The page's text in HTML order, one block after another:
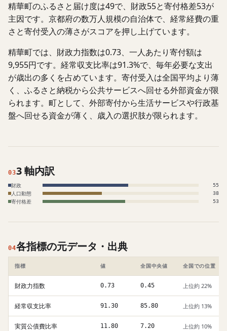
精華町のふるさと届け度は49で、財政55と寄付格差53が
主因です。京都府の数万人規模の自治体で、経常経費の重
さと寄付受入の薄さがスコアを押し上げています。
精華町では、財政力指数は0.73、一人あたり寄付額は
9,955円です。経常収支比率は91.3%で、毎年必要な支出
が歳出の多くを占めています。寄付受入は全国平均より薄
く、ふるさと納税から公共サービスへ回せる外部資金が限
られます。町として、外部寄付から生活サービスや行政基
盤へ回せる資金が薄く、歳入の選択肢が限られます。
033 軸内訳
財政 55
人口動態 38
寄付格差 53
04各指標の元データ・出典
指標 値 全国中央値 全国での位置
財政力指数 0.73 0.45 上位約 22%
経常収支比率 91.30 85.80 上位約 13%
実質公債費比率 11.80 7.20 上位約 10%